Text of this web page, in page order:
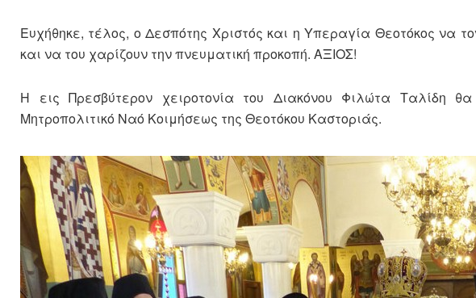
Ευχήθηκε, τέλος, ο Δεσπότης Χριστός και η Υπεραγία Θεοτόκος να
και να του χαρίζουν την πνευματική προκοπή. ΑΞΙΟΣ!
Η εις Πρεσβύτερον χειροτονία του Διακόνου Φιλώτα Ταλίδη
Μητροπολιτικό Ναό Κοιμήσεως της Θεοτόκου Καστοριάς.